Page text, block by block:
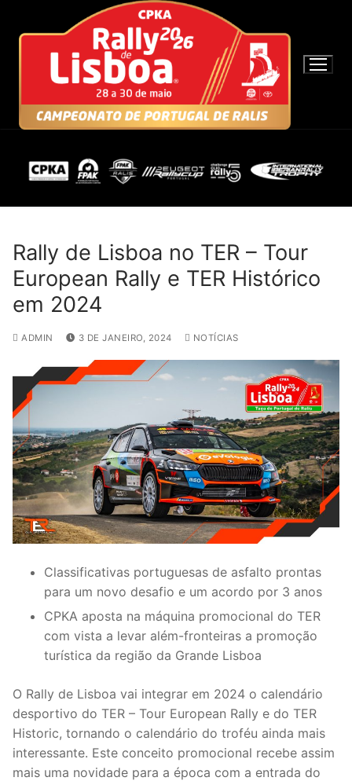
c
Rally de Lisboa no TER – Tour
European Rally e TER Histórico
em 2024
ADMIN 3 DE JANEIRO, 2024 NOTÍCIAS
Classificativas portuguesas de asfalto prontas
para um novo desafio e um acordo por 3 anos
CPKA aposta na máquina promocional do TER
com vista a levar além-fronteiras a promoção
turística da região da Grande Lisboa
O Rally de Lisboa vai integrar em 2024 o calendário
desportivo do TER – Tour European Rally e do TER
Historic, tornando o calendário do troféu ainda mais
interessante. Este conceito promocional recebe assim
mais uma novidade para a época com a entrada do